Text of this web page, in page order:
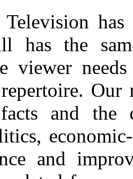
has the
viewer
and the
and